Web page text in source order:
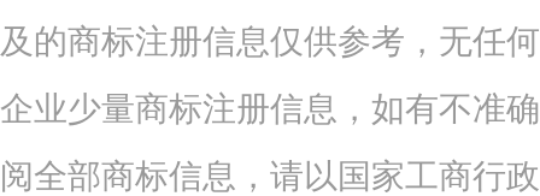
及的商标注册信息仅供参考，无任
企业少量商标注册信息，如有不准
阅全部商标信息，请以国家工商行